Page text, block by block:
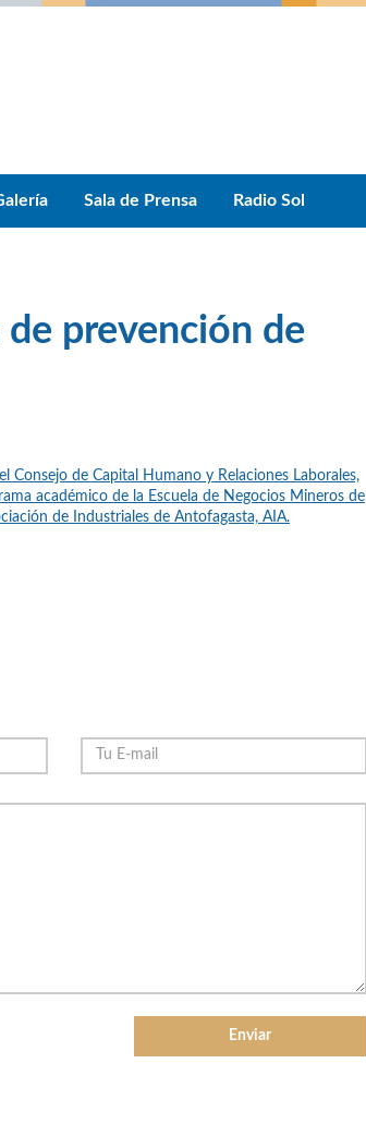
Sala de Prensa Radio Sol
prevención de
Consejo de Capital Humano y Relaciones Laborales,
académico de la Escuela de Negocios Mineros de
de Industriales de Antofagasta, AIA.